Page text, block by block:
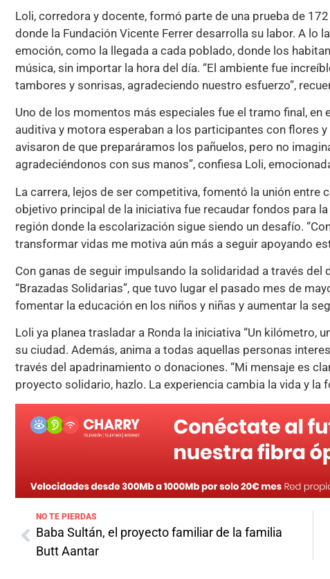
Loli, corredora y docente, formó parte de una prueba de
donde la Fundación Vicente Ferrer desarrolla su labor. A lo
emoción, como la llegada a cada poblado, donde los
música, sin importar la hora del día. “El ambiente fue
tambores y sonrisas, agradeciendo nuestro esfuerzo”,
Uno de los momentos más especiales fue el tramo final,
auditiva y motora esperaban a los participantes con flores
avisaron de que preparáramos los pañuelos, pero no
agradeciéndonos con sus manos”, confiesa Loli,
La carrera, lejos de ser competitiva, fomentó la unión entre
objetivo principal de la iniciativa fue recaudar fondos para
región donde la escolarización sigue siendo un desafío.
transformar vidas me motiva aún más a seguir apoyando
Con ganas de seguir impulsando la solidaridad a través
“Brazadas Solidarias”, que tuvo lugar el pasado mes de
fomentar la educación en los niños y niñas y aumentar la
Loli ya planea trasladar a Ronda la iniciativa “Un kilómetro,
su ciudad. Además, anima a todas aquellas personas
través del apadrinamiento o donaciones. “Mi mensaje es
proyecto solidario, hazlo. La experiencia cambia la vida y la
NO TE PIERDAS
Baba Sultán, el proyecto familiar de la familia
Butt Aantar